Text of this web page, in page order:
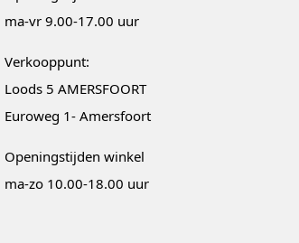
ma-vr 9.00-17.00 uur
Verkooppunt:
Loods 5 AMERSFOORT
Euroweg 1- Amersfoort
Openingstijden winkel
ma-zo 10.00-18.00 uur